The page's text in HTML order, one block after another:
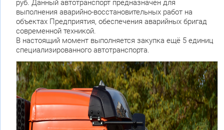
руб. Данный автотранспорт предназначен для
выполнения аварийно-восстановительных работ на
объектах Предприятия, обеспечения аварийных бригад
современной техникой.
В настоящий момент выполняется закупка ещё 5 единиц
специализированного автотранспорта.